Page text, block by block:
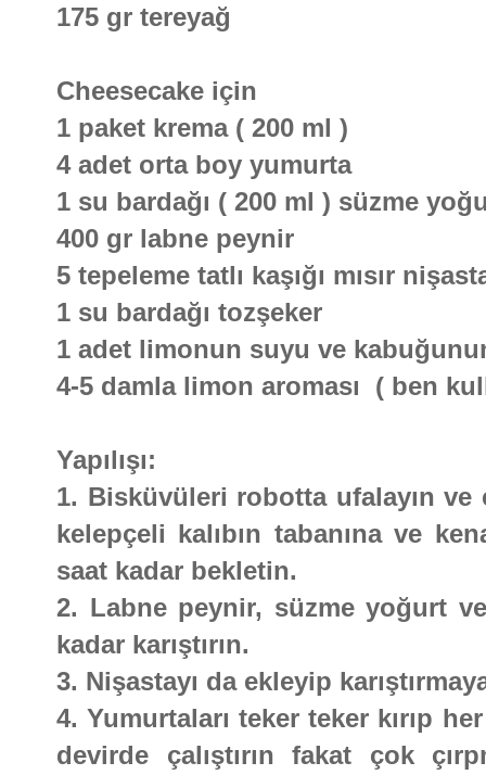
175 gr tereyağ
Cheesecake için
1 paket krema ( 200 ml )
4 adet orta boy yumurta
1 su bardağı ( 200 ml ) süzme
400 gr labne peynir
5 tepeleme tatlı kaşığı mısır
1 su bardağı tozşeker
1 adet limonun suyu ve
4-5 damla limon aroması ( ben
Yapılışı:
1. Bisküvüleri robotta ufalayın
kelepçeli kalıbın tabanına ve
saat kadar bekletin.
2. Labne peynir, süzme yoğurt
kadar karıştırın.
3. Nişastayı da ekleyip
4. Yumurtaları teker teker kırıp
devirde çalıştırın fakat çok